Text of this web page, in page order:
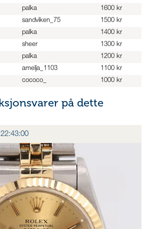
palka
1600 kr
sandviken_75
1500 kr
palka
1400 kr
sheer
1300 kr
palka
1200 kr
amelja_1103
1100 kr
cococo_ 1000 kr
på dette